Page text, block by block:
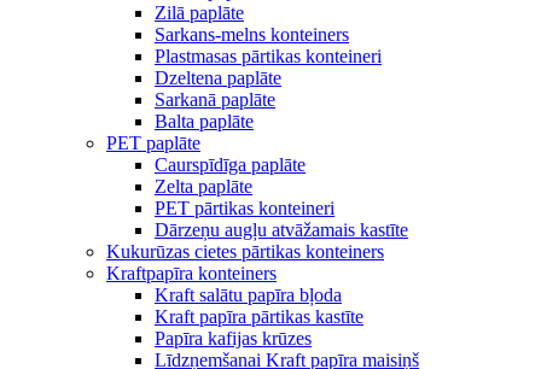
Zilā paplāte
Sarkans-melns konteiners
Plastmasas pārtikas konteineri
Dzeltena paplāte
Sarkanā paplāte
Balta paplāte
PET paplāte
Caurspīdīga paplāte
Zelta paplāte
PET pārtikas konteineri
Dārzeņu augļu atvāžamais kastīte
Kukurūzas cietes pārtikas konteiners
Kraftpapīra konteiners
Kraft salātu papīra bļoda
Kraft papīra pārtikas kastīte
Papīra kafijas krūzes
Līdzņemšanai Kraft papīra maisiņš